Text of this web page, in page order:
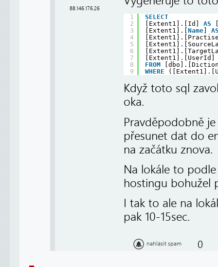
88.146.176.26
1
2
3
4
5
6
7
8
9
SELECT
[Extent1].[Id] AS
[Extent1].[Name ]
FROM
WHERE
Když toto sql
oka.
Pravděpodobně
přesunet dat do
na začátku znova.
Na lokále to
hostingu bohužel
I tak to ale na
pak 10-15sec.
nahlásit spam 0